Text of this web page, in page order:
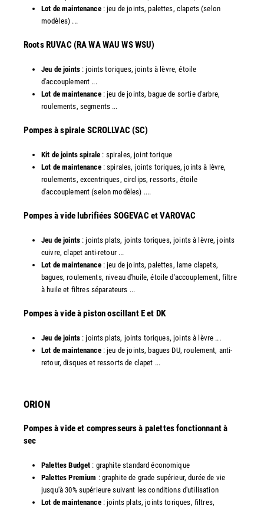
Lot de maintenance: jeu de joints, palettes, clapets (selon
modèles) ...
​Roots RUVAC (RA WA WAU WS WSU)
Jeu de joints: joints toriques, joints à lèvre, étoile
d'accouplement ...
Lot de maintenance : jeu de joints, bague de sortie d'arbre,
roulements, segments ...
​Pompes à spirale SCROLLVAC (SC)
Kit de joints spirale : spirales, joint torique
Lot de maintenance: spirales, joints toriques, joints à lèvre,
roulements, excentriques, circlips, ressorts, étoile
d'accouplement (selon modèles) ....
​Pompes à vide lubrifiées SOGEVAC et VAROVAC
Jeu de joints: joints plats, joints toriques, joints à lèvre, joints
cuivre, clapet anti-retour ...
Lot de maintenance: jeu de joints, palettes, lame clapets,
bagues, roulements, niveau d'huile, étoile d'accouplement, filtre
à huile et filtres séparateurs ...
​Pompes à vide à piston oscillant E et DK
Jeu de joints: joints plats, joints toriques, joints à lèvre ...
Lot de maintenance: jeu de joints, bagues DU, roulement, anti-
retour, disques et ressorts de clapet ...​
ORION
Pompes à vide et compresseurs à palettes fonctionnant à
sec
Palettes Budget : graphite standard économique
Palettes Premium : graphite de grade supérieur, durée de vie
jusqu'à 30% supérieure suivant les conditions d'utilisation
Lot de maintenance: joints plats, joints toriques, filtres,